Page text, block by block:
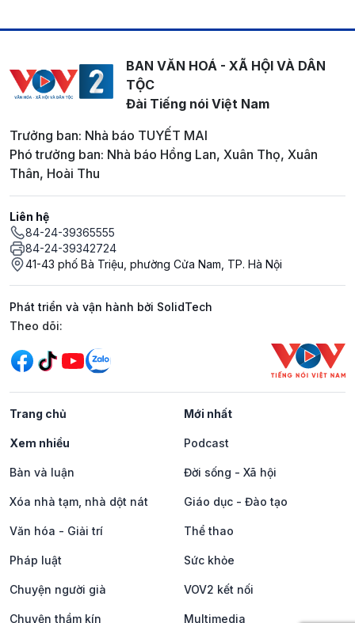
BAN VĂN HOÁ - XÃ HỘI VÀ DÂN
TỘC
Đài Tiếng nói Việt Nam
Trưởng ban: Nhà báo TUYẾT MAI
Phó trưởng ban: Nhà báo Hồng Lan, Xuân Thọ, Xuân
Thân, Hoài Thu
Liên hệ
84-24-39365555
84-24-39342724
41-43 phố Bà Triệu, phường Cửa Nam, TP. Hà Nội
Phát triển và vận hành bởi SolidTech
Mạng xã hội
Theo dõi:
Trang chủ Mới nhất
Xem nhiều Podcast
Bàn và luận Đời sống - Xã hội
Xóa nhà tạm, nhà dột nát Giáo dục - Đào tạo
Văn hóa - Giải trí Thể thao
Pháp luật Sức khỏe
Chuyện người già VOV2 kết nối
Chuyện thầm kín Multimedia